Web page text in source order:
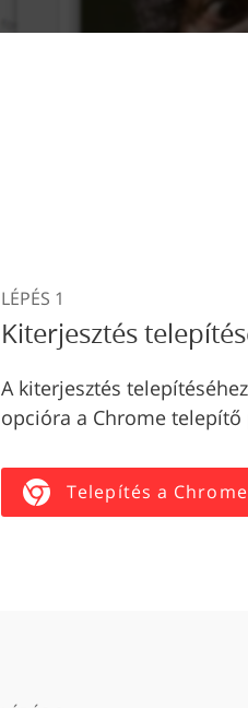
LÉPÉS 1
Kiterjesztés
A kiterjesztés
opcióra a Chrome telepítő
Telepítés a